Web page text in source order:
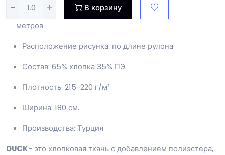
- +
В корзину
метров
Расположение рисунка: по длине рулона
Состав: 65% хлопка 35% ПЭ
Плотность: 215-220 г/м²
Ширина: 180 см.
Производства: Турция
DUCK- это хлопковая ткань с добавлением полиэстера,